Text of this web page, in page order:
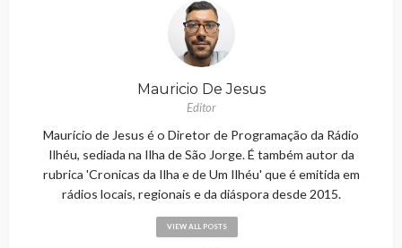
Mauricio De Jesus
Editor
Maurício de Jesus é o Diretor de Programação da Rádio
Ilhéu, sediada na Ilha de São Jorge. É também autor da
rubrica 'Cronicas da Ilha e de Um Ilhéu' que é emitida em
rádios locais, regionais e da diáspora desde 2015.
VIEW ALL POSTS